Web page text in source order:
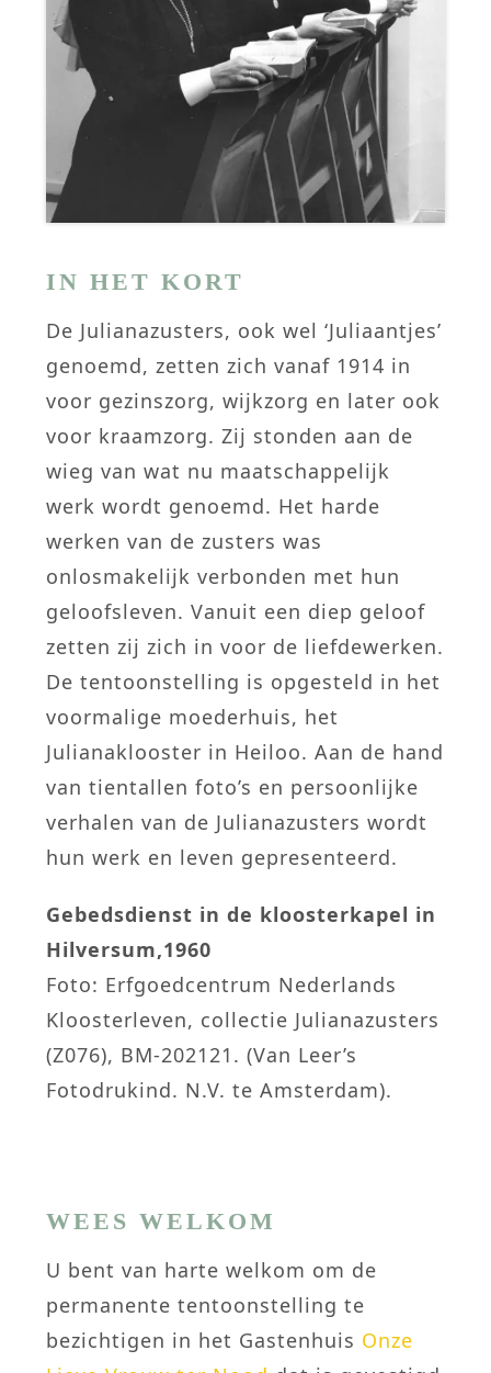
IN HET KORT
De Julianazusters, ook wel ‘Juliaantjes’
genoemd, zetten zich vanaf 1914 in
voor gezinszorg, wijkzorg en later ook
voor kraamzorg. Zij stonden aan de
wieg van wat nu maatschappelijk
werk wordt genoemd. Het harde
werken van de zusters was
onlosmakelijk verbonden met hun
geloofsleven. Vanuit een diep geloof
zetten zij zich in voor de liefdewerken.
De tentoonstelling is opgesteld in het
voormalige moederhuis, het
Julianaklooster in Heiloo. Aan de hand
van tientallen foto’s en persoonlijke
verhalen van de Julianazusters wordt
hun werk en leven gepresenteerd.
Gebedsdienst in de kloosterkapel in
Hilversum,1960
Foto: Erfgoedcentrum Nederlands
Kloosterleven, collectie Julianazusters
(Z076), BM-202121. (Van Leer’s
Fotodrukind. N.V. te Amsterdam).
WEES WELKOM
U bent van harte welkom om de
permanente tentoonstelling te
bezichtigen in het Gastenhuis Onze